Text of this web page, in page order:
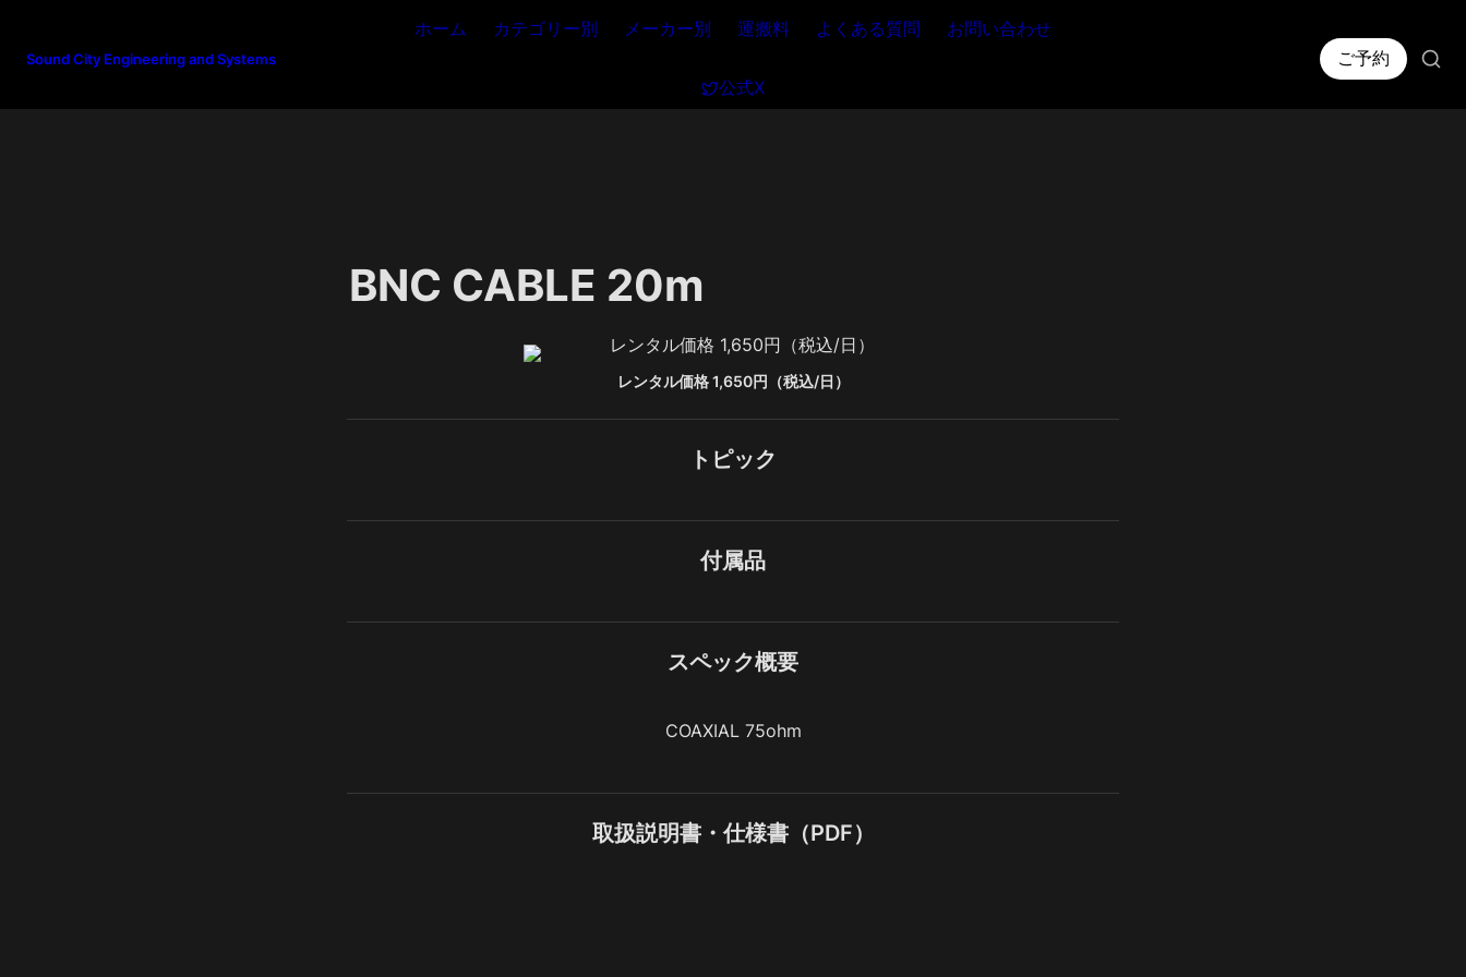
Sound City Engineering and Systems
ホーム カテゴリー別 メーカー別 運搬料 よくある質問 お問い合わせ
公式X
ご予約
BNC CABLE 20m
レンタル価格 1,650円（税込/日）
トピック
付属品
スペック概要
COAXIAL 75ohm
取扱説明書・仕様書（PDF）